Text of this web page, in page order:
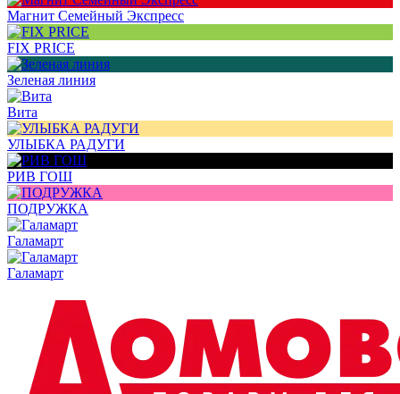
Магнит Семейный Экспресс
FIX PRICE
Зеленая линия
Вита
УЛЫБКА РАДУГИ
РИВ ГОШ
ПОДРУЖКА
Галамарт
Галамарт